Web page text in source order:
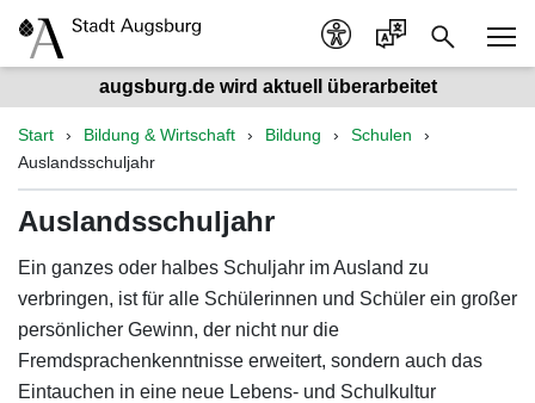
augsburg.de wird aktuell überarbeitet
Start Bildung & Wirtschaft Bildung
Schulen
Auslandsschuljahr
Auslandsschuljahr
Ein ganzes oder halbes Schuljahr im Ausland zu
verbringen, ist für alle Schülerinnen und Schüler ein großer
persönlicher Gewinn, der nicht nur die
Fremdsprachenkenntnisse erweitert, sondern auch das
Eintauchen in eine neue Lebens- und Schulkultur